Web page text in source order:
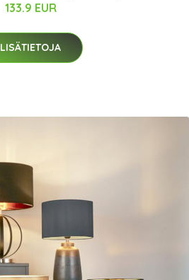
133.9 EUR
LISÄTIETOJA